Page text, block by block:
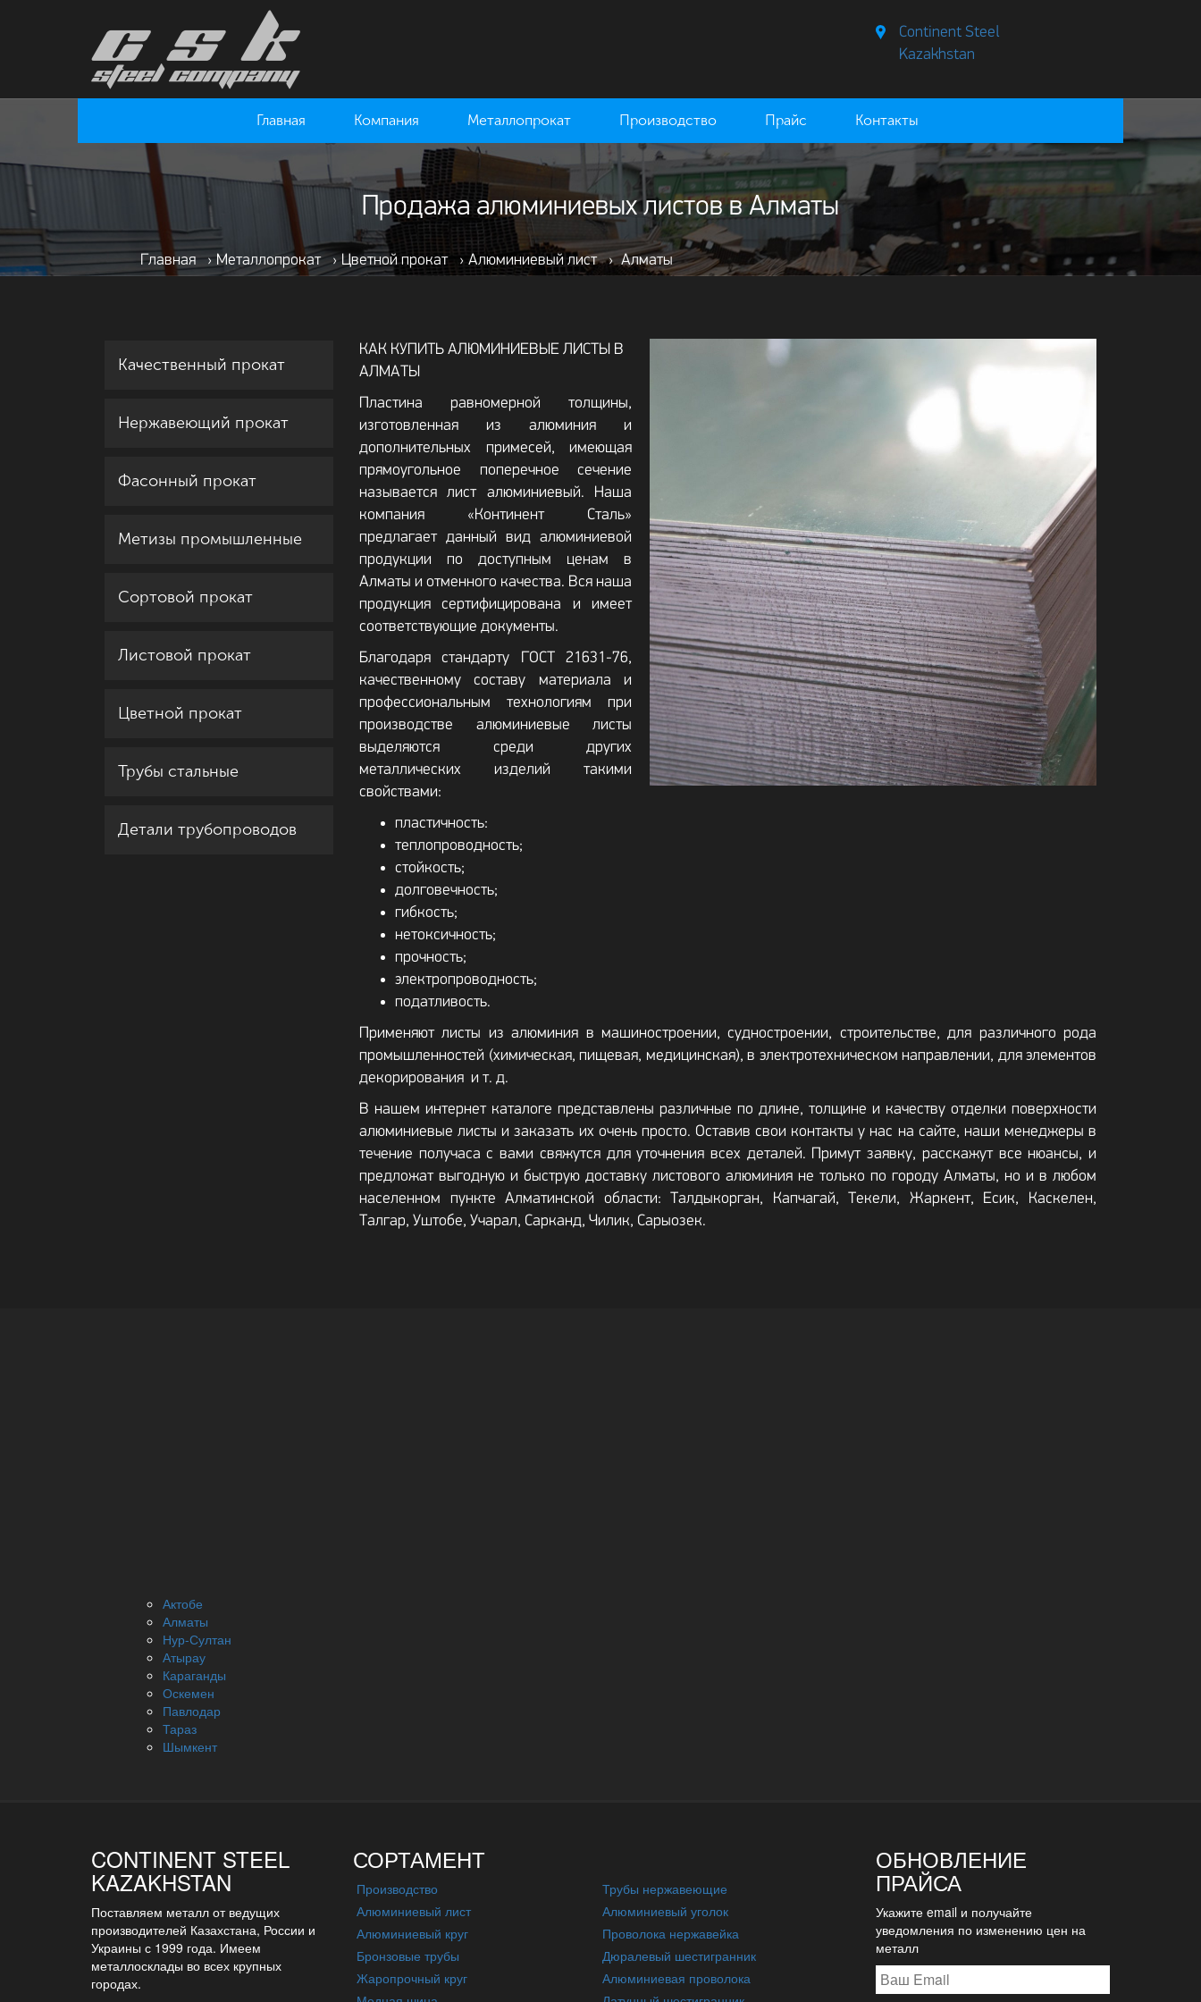
Continent Steel
Kazakhstan
Главная Компания Металлопрокат Производство Прайс Контакты
Продажа алюминиевых листов в Алматы
Главная › Металлопрокат › Цветной прокат › Алюминиевый лист › Алматы
Качественный прокат
Нержавеющий прокат
Фасонный прокат
Метизы промышленные
Сортовой прокат
Листовой прокат
Цветной прокат
Трубы стальные
Детали трубопроводов
КАК КУПИТЬ АЛЮМИНИЕВЫЕ ЛИСТЫ В
АЛМАТЫ
Пластина равномерной толщины,
изготовленная из алюминия и
дополнительных примесей, имеющая
прямоугольное поперечное сечение
называется лист алюминиевый. Наша
компания «Континент Сталь»
предлагает данный вид алюминиевой
продукции по доступным ценам в
Алматы и отменного качества. Вся наша
продукция сертифицирована и имеет
соответствующие документы.
Благодаря стандарту ГОСТ 21631-76,
качественному составу материала и
профессиональным технологиям при
производстве алюминиевые листы
выделяются среди других
металлических изделий такими
свойствами:
пластичность:
теплопроводность;
стойкость;
долговечность;
гибкость;
нетоксичность;
прочность;
электропроводность;
податливость.
Применяют листы из алюминия в машиностроении, судностроении, строительстве, для различного рода
промышленностей (химическая, пищевая, медицинская), в электротехническом направлении, для элементов
декорирования и т. д.
В нашем интернет каталоге представлены различные по длине, толщине и качеству отделки поверхности
алюминиевые листы и заказать их очень просто. Оставив свои контакты у нас на сайте, наши менеджеры в
течение получаса с вами свяжутся для уточнения всех деталей. Примут заявку, расскажут все нюансы, и
предложат выгодную и быструю доставку листового алюминия не только по городу Алматы, но и в любом
населенном пункте Алматинской области: Талдыкорган, Капчагай, Текели, Жаркент, Есик, Каскелен,
Талгар, Уштобе, Учарал, Сарканд, Чилик, Сарыозек.
Актобе
Алматы
Нур-Султан
Атырау
Караганды
Оскемен
Павлодар
Тараз
Шымкент
CONTINENT STEEL
KAZAKHSTAN
Поставляем металл от ведущих
производителей Казахстана, России и
Украины с 1999 года. Имеем
металлосклады во всех крупных
городах.
СОРТАМЕНТ
Производство
Трубы нержавеющие
Алюминиевый лист
Алюминиевый уголок
Алюминиевый круг
Проволока нержавейка
Бронзовые трубы
Дюралевый шестигранник
Жаропрочный круг
Алюминиевая проволока
ОБНОВЛЕНИЕ
ПРАЙСА
Укажите email и получайте
уведомления по изменению цен на
металл